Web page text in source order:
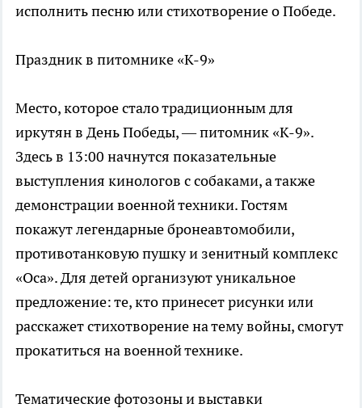
исполнить песню или стихотворение о Победе.
Праздник в питомнике «К-9»
Место, которое стало традиционным для
иркутян в День Победы, — питомник «К-9».
Здесь в 13:00 начнутся показательные
выступления кинологов с собаками, а также
демонстрации военной техники. Гостям
покажут легендарные бронеавтомобили,
противотанковую пушку и зенитный комплекс
«Оса». Для детей организуют уникальное
предложение: те, кто принесет рисунки или
расскажет стихотворение на тему войны, смогут
прокатиться на военной технике.
Тематические фотозоны и выставки